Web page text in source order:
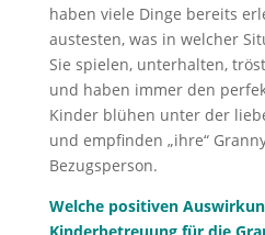
haben viele Dinge bereits
austesten, was in welcher
Sie spielen, unterhalten,
und haben immer den
Kinder blühen unter der
und empfinden „ihre“
Bezugsperson.
Welche positiven